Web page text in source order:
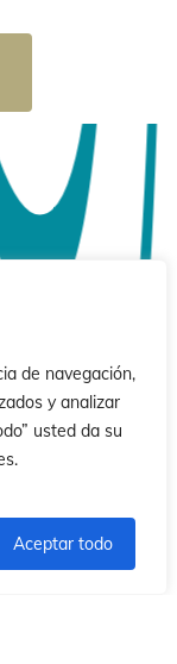
de navegación,
y analizar
usted da su
Aceptar todo